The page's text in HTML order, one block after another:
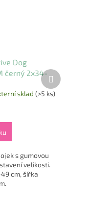
Dog
černý 2x34-
sklad (>5 ks)
s gumovou
velikosti.
cm, šířka
Další
produkt